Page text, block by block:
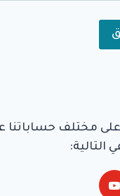
مختلف حساباتنا
التالية: